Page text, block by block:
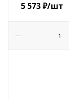
5 573₽/шт